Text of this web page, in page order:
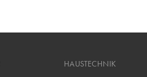
HAUSTECHNIK